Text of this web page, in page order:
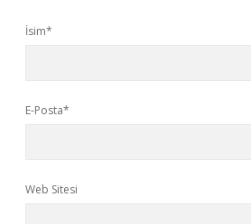
İsim*
E-Posta*
Web Sitesi